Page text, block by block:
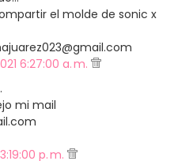
el molde de sonic x
6:27:00 a. m.
mi mail
p. m.